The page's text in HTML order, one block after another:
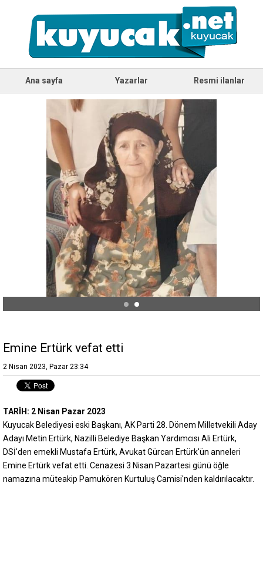
Ana sayfa Yazarlar Resmi ilanlar
Emine Ertürk vefat etti
2 Nisan 2023, Pazar 23:34
TARİH: 2 Nisan Pazar 2023
Kuyucak Belediyesi eski Başkanı, AK Parti 28. Dönem Milletvekili Aday
Adayı Metin Ertürk, Nazilli Belediye Başkan Yardımcısı Ali Ertürk,
DSİ'den emekli Mustafa Ertürk, Avukat Gürcan Ertürk'ün anneleri
Emine Ertürk vefat etti. Cenazesi 3 Nisan Pazartesi günü öğle
namazına müteakip Pamukören Kurtuluş Camisi'nden kaldırılacaktır.